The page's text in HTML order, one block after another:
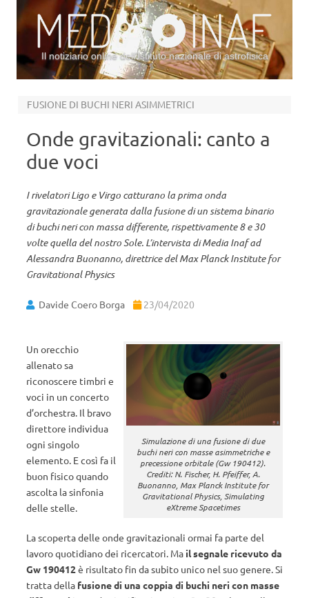
Il notiziario online dell’Istituto nazionale di astrofisica
FUSIONE DI BUCHI NERI ASIMMETRICI
Onde gravitazionali: canto a
due voci
I rivelatori Ligo e Virgo catturano la prima onda
gravitazionale generata dalla fusione di un sistema binario
di buchi neri con massa differente, rispettivamente 8 e 30
volte quella del nostro Sole. L’intervista di Media Inaf ad
Alessandra Buonanno, direttrice del Max Planck Institute for
Gravitational Physics
Davide Coero Borga 23/04/2020
Simulazione di una fusione di due
buchi neri con masse asimmetriche e
precessione orbitale (Gw 190412).
Crediti: N. Fischer, H. Pfeiffer, A.
Buonanno, Max Planck Institute for
Gravitational Physics, Simulating
eXtreme Spacetimes
Un orecchio
allenato sa
riconoscere timbri e
voci in un concerto
d’orchestra. Il bravo
direttore individua
ogni singolo
elemento. E così fa il
buon fisico quando
ascolta la sinfonia
delle stelle.
La scoperta delle onde gravitazionali ormai fa parte del
lavoro quotidiano dei ricercatori. Ma il segnale ricevuto da
Gw 190412è risultato fin da subito unico nel suo genere. Si
tratta della fusione di una coppia di buchi neri con masse